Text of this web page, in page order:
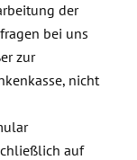
der
bei uns
zur
nicht
auf